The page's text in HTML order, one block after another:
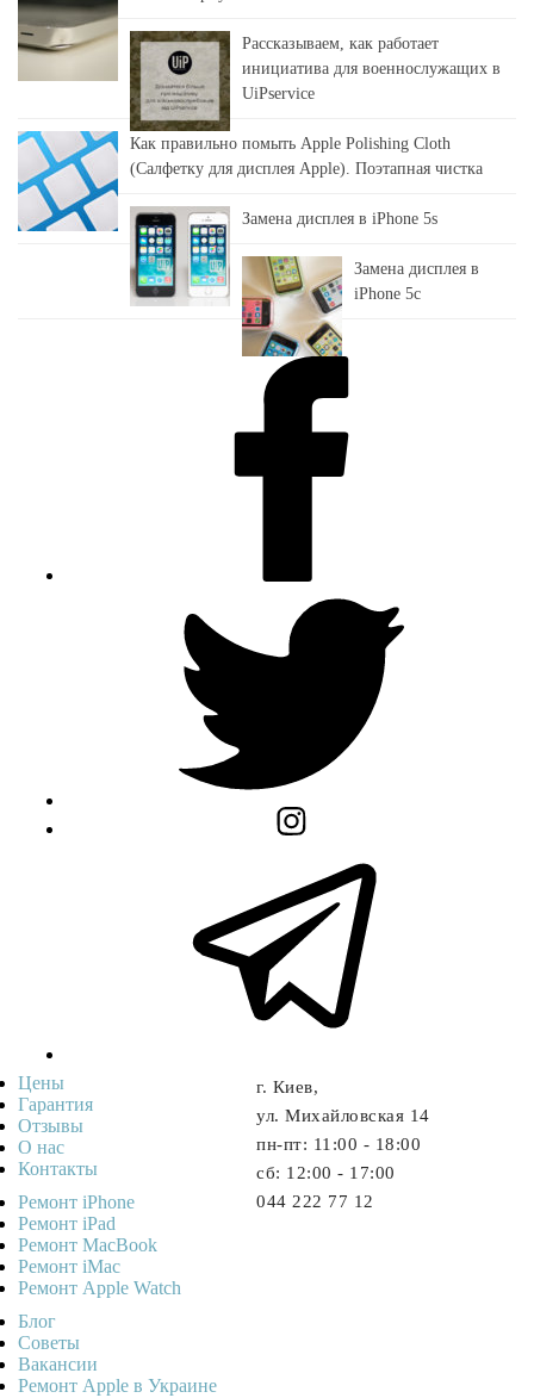
Рассказываем, как работает
инициатива для военнослужащих в
UiPservice
Как правильно помыть Apple Polishing Cloth
(Салфетку для дисплея Apple). Поэтапная чистка
Замена дисплея в iPhone 5s
Замена дисплея в
iPhone 5c
г. Киев,
ул. Михайловская 14
пн-пт: 11:00 - 18:00
cб: 12:00 - 17:00
044 222 77 12
Цены
Гарантия
Отзывы
О нас
Контакты
Ремонт iPhone
Ремонт iPad
Ремонт MacBook
Ремонт iMac
Ремонт Apple Watch
Блог
Советы
Ваканcии
Ремонт Apple в Украине